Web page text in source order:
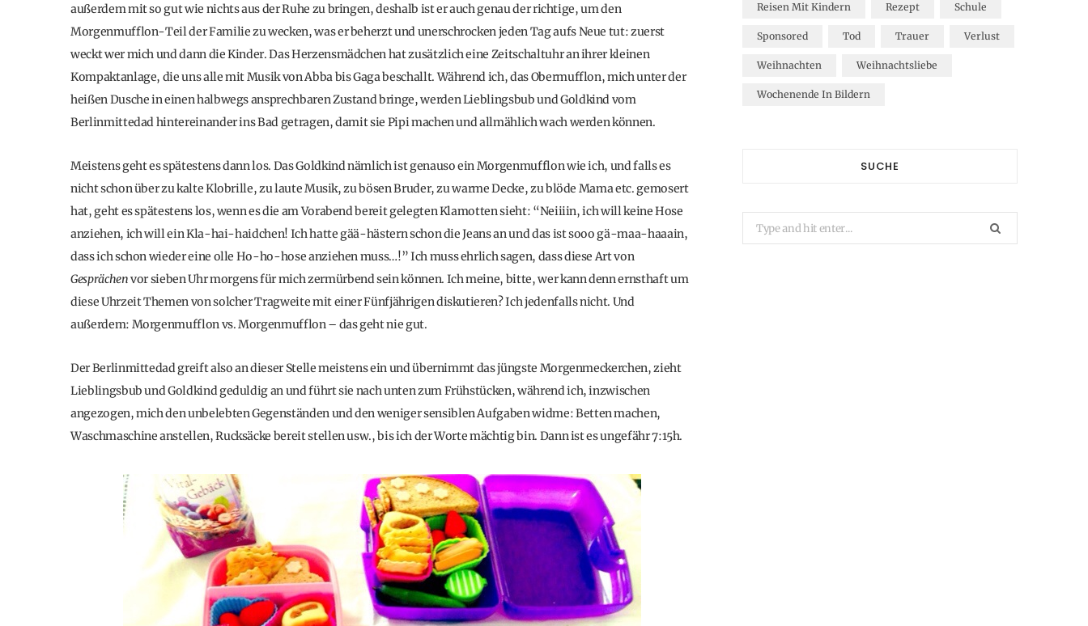
außerdem mit so gut wie nichts aus der Ruhe zu bringen, deshalb ist er auch genau der richtige, um den
Morgenmufflon-Teil der Familie zu wecken, was er beherzt und unerschrocken jeden Tag aufs Neue tut: zuerst
weckt wer mich und dann die Kinder. Das Herzensmädchen hat zusätzlich eine Zeitschaltuhr an ihrer kleinen
Kompaktanlage, die uns alle mit Musik von Abba bis Gaga beschallt. Während ich, das Obermufflon, mich unter der
heißen Dusche in einen halbwegs ansprechbaren Zustand bringe, werden Lieblingsbub und Goldkind vom
Berlinmittedad hintereinander ins Bad getragen, damit sie Pipi machen und allmählich wach werden können.
Meistens geht es spätestens dann los. Das Goldkind nämlich ist genauso ein Morgenmufflon wie ich, und falls es
nicht schon über zu kalte Klobrille, zu laute Musik, zu bösen Bruder, zu warme Decke, zu blöde Mama etc. gemosert
hat, geht es spätestens los, wenn es die am Vorabend bereit gelegten Klamotten sieht: “Neiiiin, ich will keine Hose
anziehen, ich will ein Kla-hai-haidchen! Ich hatte gää-hästern schon die Jeans an und das ist sooo gä-maa-haaain,
dass ich schon wieder eine olle Ho-ho-hose anziehen muss…!” Ich muss ehrlich sagen, dass diese Art von
Gesprächenvor sieben Uhr morgens für mich zermürbend sein können. Ich meine, bitte, wer kann denn ernsthaft um
diese Uhrzeit Themen von solcher Tragweite mit einer Fünfjährigen diskutieren? Ich jedenfalls nicht. Und
außerdem: Morgenmufflon vs. Morgenmufflon – das geht nie gut.
Der Berlinmittedad greift also an dieser Stelle meistens ein und übernimmt das jüngste Morgenmeckerchen, zieht
Lieblingsbub und Goldkind geduldig an und führt sie nach unten zum Frühstücken, während ich, inzwischen
angezogen, mich den unbelebten Gegenständen und den weniger sensiblen Aufgaben widme: Betten machen,
Waschmaschine anstellen, Rucksäcke bereit stellen usw., bis ich der Worte mächtig bin. Dann ist es ungefähr 7:15h.
Reisen Mit Kindern Rezept Schule
Sponsored Tod Trauer Verlust
Weihnachten Weihnachtsliebe
Wochenende In Bildern
SUCHE
Search
for: